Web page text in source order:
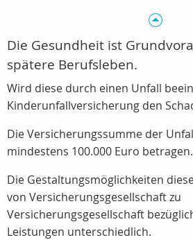
Die Gesundheit ist
spätere Berufsleben.
Wird diese durch einen Unfall
Kinderunfallversicherung den
Die Versicherungssumme der
mindestens 100.000 Euro betragen.
Die Gestaltungsmöglichkeiten
von Versicherungsgesellschaft zu
Versicherungsgesellschaft
Leistungen unterschiedlich.